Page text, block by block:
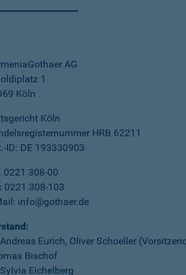
AG
1
Köln
Köln
HRB 62211
ID: DE 193330903
0221 308-00
0221 308-103
info@gothaer.de
Eurich, Oliver Schoeller
Bischof
Eichelberg